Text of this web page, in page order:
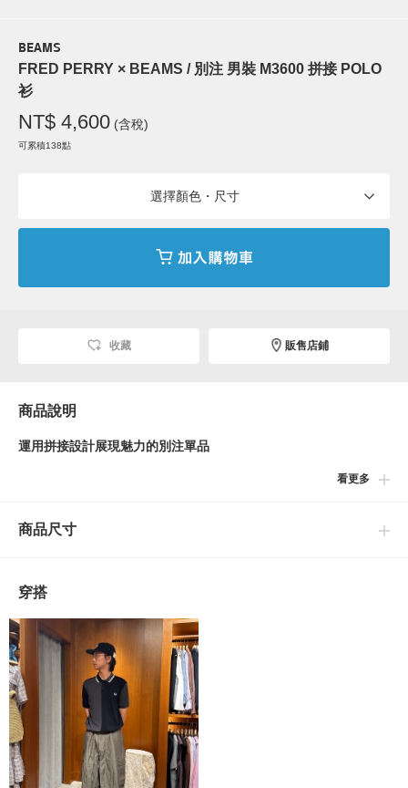
BEAMS
FRED PERRY × BEAMS / 別注 男裝 M3600 拼接 POLO
衫
NT$ 4,600 (含稅)
可累積138點
選擇顏色・尺寸
收藏 販售店鋪
商品說明
運用拼接設計展現魅力的別注單品
品。具備特徵性的配色設計易於作為主角單品，融入造型之中。
■細節
點。俐落洗練的版型則為休閒的衣裝打扮營造出大人般沉穩的氛
圍。
■養護方法
可水洗・乾洗
（詳細請參閱商品附屬的洗滌標籤）
看更多
商品尺寸
穿搭